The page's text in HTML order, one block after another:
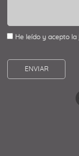
He leído y acepto la